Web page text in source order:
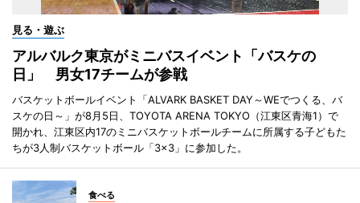
見る・遊ぶ
アルバルク東京がミニバスイベント「バスケの
日」 男女17チームが参戦
バスケットボールイベント「ALVARK BASKET DAY～WEでつくる、バ
スケの日～」が8月5日、TOYOTA ARENA TOKYO（江東区青海1）で
開かれ、江東区内17のミニバスケットボールチームに所属する子どもた
ちが3人制バスケットボール「3×3」に参加した。
食べる